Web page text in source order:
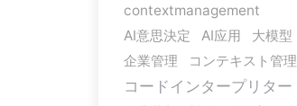
contextmanagement
AI意思決定
AI应用
大模型
企業管理
コンテキスト管理
コードインタープリター